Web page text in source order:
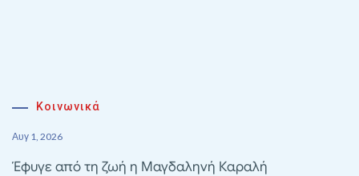
Κοινωνικά
Αυγ 1, 2026
Έφυγε από τη ζωή η Μαγδαληνή Καραλή